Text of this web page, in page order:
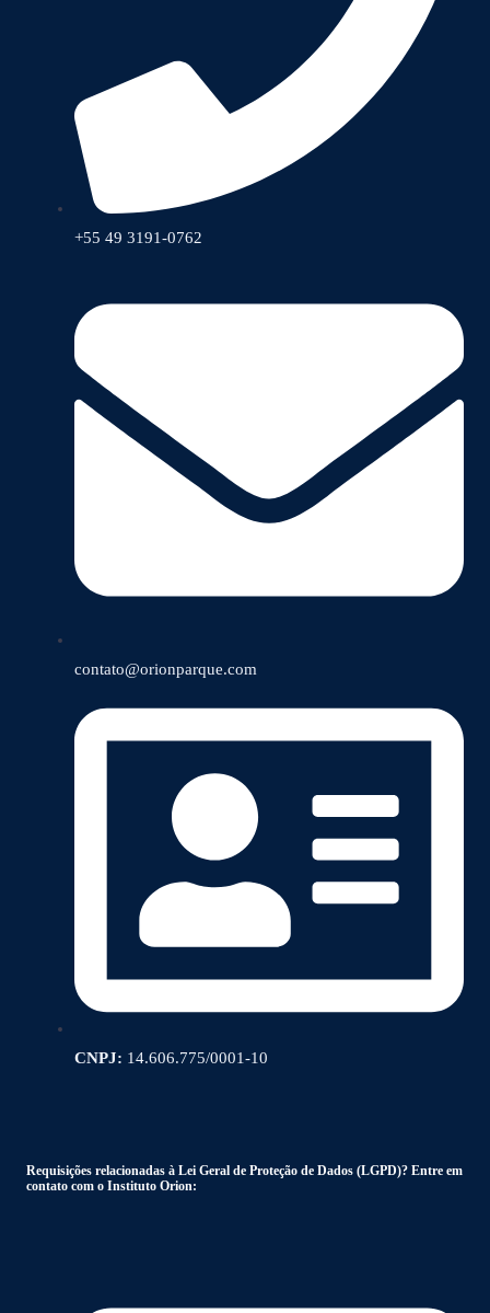
+55 49 3191-0762
contato@orionparque.com
CNPJ: 14.606.775/0001-10
Requisições relacionadas à Lei Geral de Proteção de Dados (LGPD)? Entre em
contato com o Instituto Orion: